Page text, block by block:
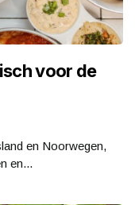
voor de
en Noorwegen,
en...